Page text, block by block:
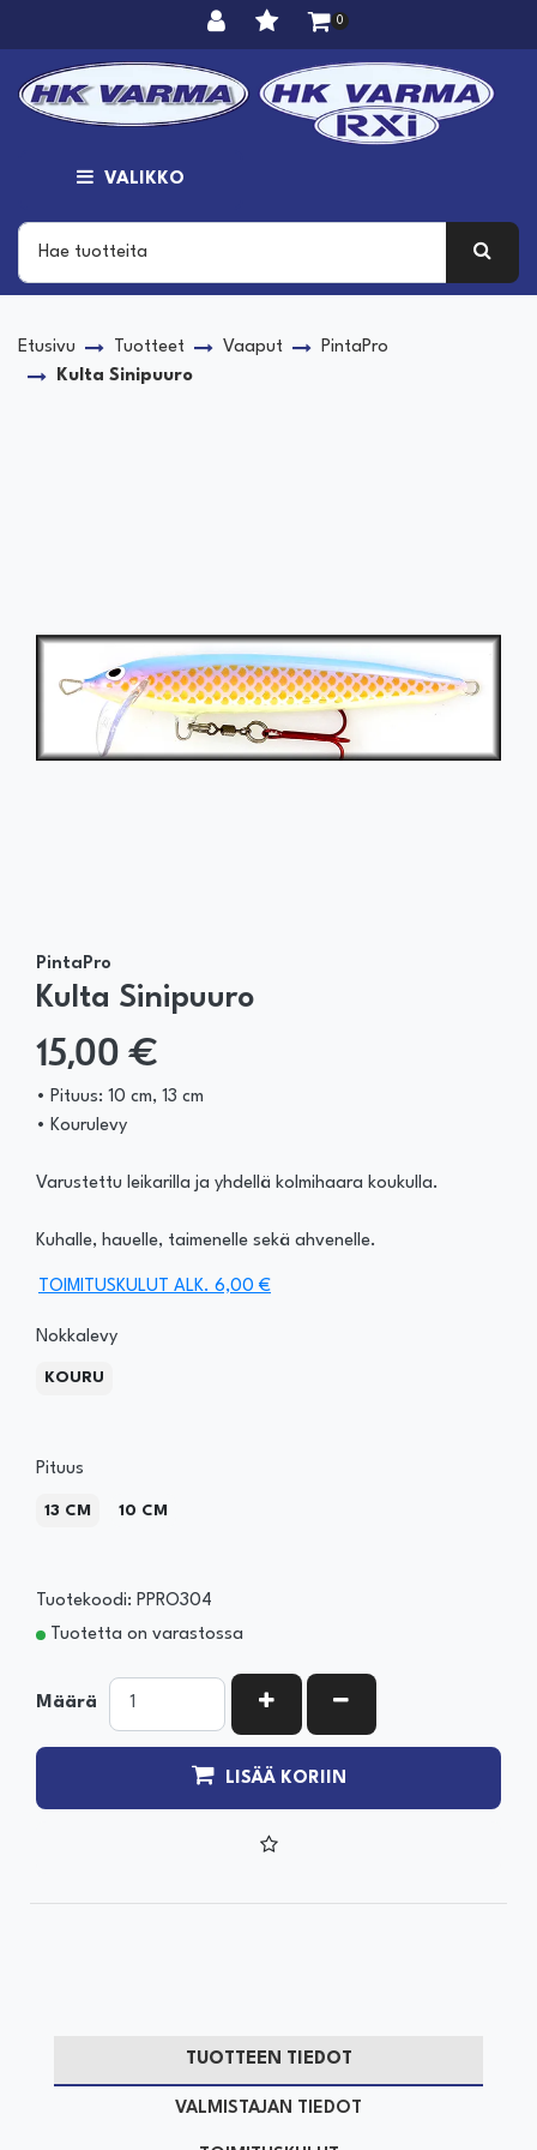
0
VALIKKO
Etusivu Tuotteet Vaaput
PintaPro
Kulta Sinipuuro
PintaPro
Kulta Sinipuuro
15,00 €
• Pituus: 10 cm, 13 cm
• Kourulevy
Varustettu leikarilla ja yhdellä kolmihaara koukulla.
Kuhalle, hauelle, taimenelle sekä ahvenelle.
TOIMITUSKULUT ALK. 6,00 €
Nokkalevy
KOURU
Pituus
13 CM 10 CM
Tuotekoodi: PPRO304
Tuotetta on varastossa
Määrä KASVATA MÄÄRÄÄ
VÄHENNÄ MÄÄRÄÄ
LISÄÄ KORIIN
TUOTTEEN TIEDOT
VALMISTAJAN TIEDOT